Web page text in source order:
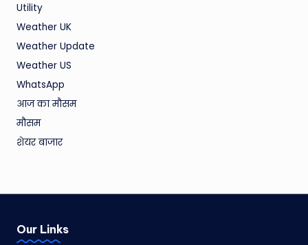
Utility
Weather UK
Weather Update
Weather US
WhatsApp
आज का मौसम
मौसम
शेयर बाजार
Our Links